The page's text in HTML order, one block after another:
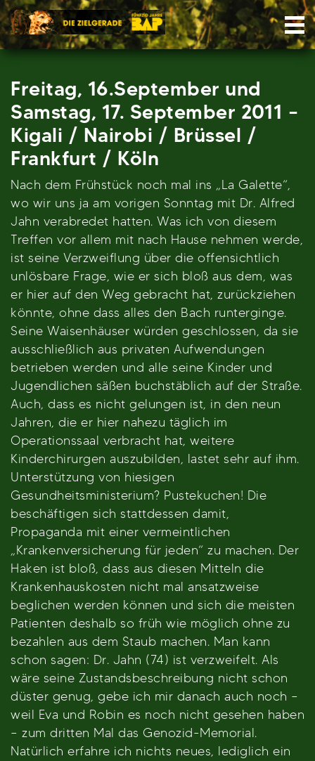
Skip
to
content
Freitag, 16.September und
Samstag, 17. September 2011 –
Kigali / Nairobi / Brüssel /
Frankfurt / Köln
Nach dem Frühstück noch mal ins „La Galette“,
wo wir uns ja am vorigen Sonntag mit Dr. Alfred
Jahn verabredet hatten. Was ich von diesem
Treffen vor allem mit nach Hause nehmen werde,
ist seine Verzweiflung über die offensichtlich
unlösbare Frage, wie er sich bloß aus dem, was
er hier auf den Weg gebracht hat, zurückziehen
könnte, ohne dass alles den Bach runterginge.
Seine Waisenhäuser würden geschlossen, da sie
ausschließlich aus privaten Aufwendungen
betrieben werden und alle seine Kinder und
Jugendlichen säßen buchstäblich auf der Straße.
Auch, dass es nicht gelungen ist, in den neun
Jahren, die er hier nahezu täglich im
Operationssaal verbracht hat, weitere
Kinderchirurgen auszubilden, lastet sehr auf ihm.
Unterstützung von hiesigen
Gesundheitsministerium? Pustekuchen! Die
beschäftigen sich stattdessen damit,
Propaganda mit einer vermeintlichen
„Krankenversicherung für jeden“ zu machen. Der
Haken ist bloß, dass aus diesen Mitteln die
Krankenhauskosten nicht mal ansatzweise
beglichen werden können und sich die meisten
Patienten deshalb so früh wie möglich ohne zu
bezahlen aus dem Staub machen. Man kann
schon sagen: Dr. Jahn (74) ist verzweifelt. Als
wäre seine Zustandsbeschreibung nicht schon
düster genug, gebe ich mir danach auch noch –
weil Eva und Robin es noch nicht gesehen haben
– zum dritten Mal das Genozid-Memorial.
Natürlich erfahre ich nichts neues, lediglich ein